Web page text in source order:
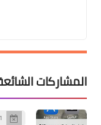
المشاركات